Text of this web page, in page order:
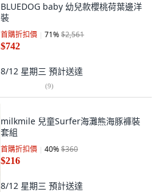
BLUEDOG baby 幼兒款櫻桃荷葉邊洋
裝
首購折扣價 71%$2,561
$742
8/12 星期三 預計送達
(9)
milkmile 兒童Surfer海灘熊海豚褲裝
套組
首購折扣價 40%$360
$216
8/12 星期三 預計送達